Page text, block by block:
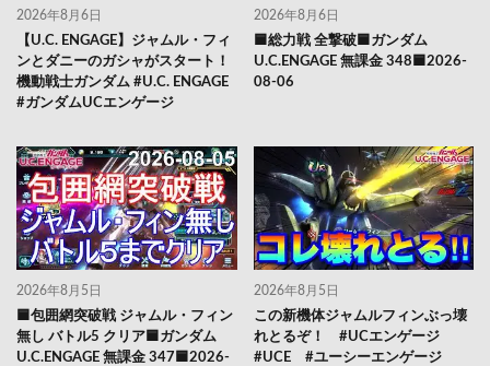
2026年8月6日
【U.C. ENGAGE】ジャムル・フィ
ンとダニーのガシャがスタート！
機動戦士ガンダム #U.C. ENGAGE
#ガンダムUCエンゲージ
2026年8月6日
🟦総力戦 全撃破🟦ガンダム
U.C.ENGAGE 無課金 348🟦2026-
08-06
2026年8月5日
🟦包囲網突破戦 ジャムル・フィン
無し バトル5 クリア🟦ガンダム
U.C.ENGAGE 無課金 347🟦2026-
2026年8月5日
この新機体ジャムルフィンぶっ壊
れとるぞ！ #UCエンゲージ
#UCE #ユーシーエンゲージ